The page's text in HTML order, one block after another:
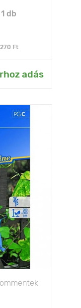
1 db
Ft
adás